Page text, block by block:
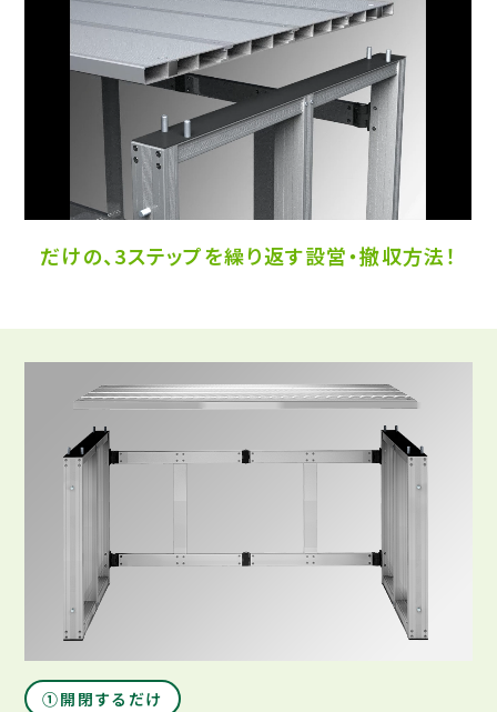
だけの、3ステップを繰り返す設営・撤収方法！
①開閉するだけ​